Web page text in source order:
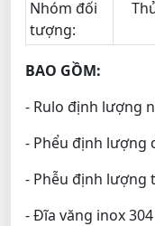
Nhóm đối
tượng:
BAO GỒM:
- Rulo định lượng
- Phểu định lượng
- Phễu định lượng
- Đĩa văng inox 304